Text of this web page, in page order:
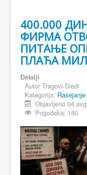
VESTI
KULTURA
INTERVJU
FELJTON
SPORT
IMPRESUM
400.000
ФИРМА
ПИТАЊЕ
ПЛАЋА
Detalji
Autor Tragovi-Sledi
Kategorija: Rasejanje
Objavljeno 04
Pogodaka: 160